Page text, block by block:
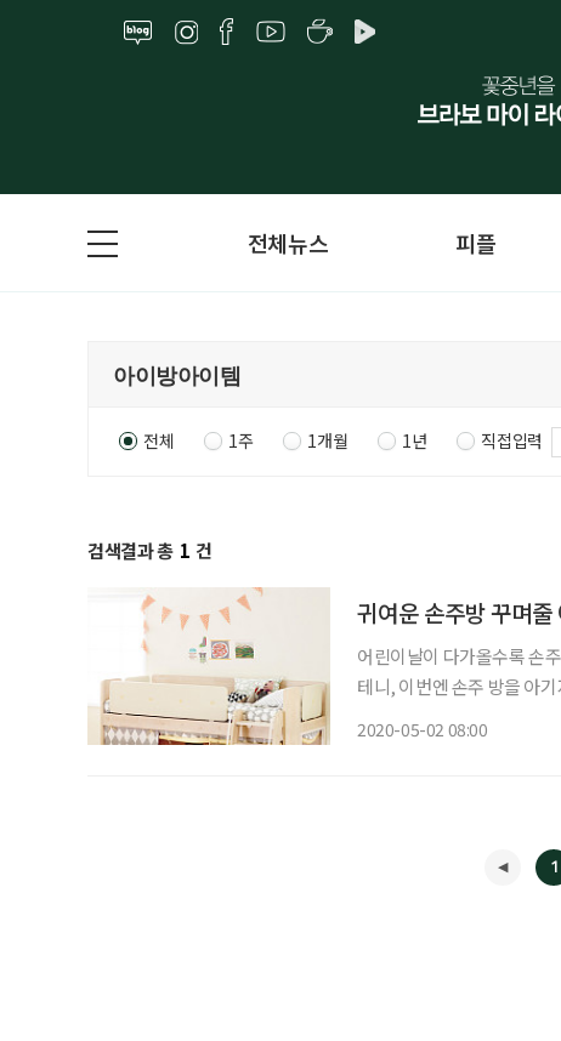
전체뉴스 피플
전체 1주 1개월 1년 직접입력
검색결과 총 1 건
귀여운 손주방 꾸며줄
어린이날이 다가올수록 손
테니, 이번엔 손주 방을 아기자
2020-05-02 08:00
1